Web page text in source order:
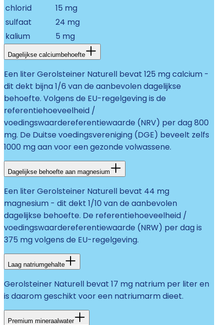
chlorid
15 mg
sulfaat
24 mg
kalium
5 mg
Dagelijkse calciumbehoefte
Een liter Gerolsteiner Naturell bevat 125 mg calcium -
dit dekt bijna 1/6 van de aanbevolen dagelijkse
behoefte. Volgens de EU-regelgeving is de
referentiehoeveelheid /
voedingswaardereferentiewaarde (NRV) per dag 800
mg. De Duitse voedingsvereniging (DGE) beveelt zelfs
1000 mg aan voor een gezonde volwassene.
Dagelijkse behoefte aan magnesium
Een liter Gerolsteiner Naturell bevat 44 mg
magnesium - dit dekt 1/10 van de aanbevolen
dagelijkse behoefte. De referentiehoeveelheid /
voedingswaardereferentiewaarde (NRW) per dag is
375 mg volgens de EU-regelgeving.
Laag natriumgehalte
Gerolsteiner Naturell bevat 17 mg natrium per liter en
is daarom geschikt voor een natriumarm dieet.
Premium mineraalwater